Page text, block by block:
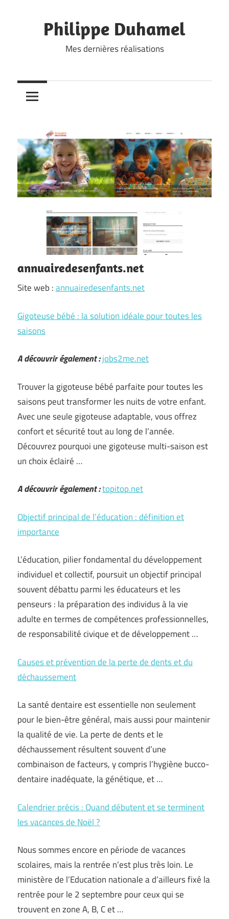
contentPhilippe Duhamel
Mes dernières réalisations
annuairedesenfants.net
Site web :annuairedesenfants.net
Gigoteuse bébé : la solution idéale pour toutes les
saisons
A découvrir également :jobs2me.net
Trouver la gigoteuse bébé parfaite pour toutes les
saisons peut transformer les nuits de votre enfant.
Avec une seule gigoteuse adaptable, vous offrez
confort et sécurité tout au long de l’année.
Découvrez pourquoi une gigoteuse multi-saison est
un choix éclairé …
A découvrir également :topitop.net
Objectif principal de l’éducation : définition et
importance
L’éducation, pilier fondamental du développement
individuel et collectif, poursuit un objectif principal
souvent débattu parmi les éducateurs et les
penseurs : la préparation des individus à la vie
adulte en termes de compétences professionnelles,
de responsabilité civique et de développement …
Causes et prévention de la perte de dents et du
déchaussement
La santé dentaire est essentielle non seulement
pour le bien-être général, mais aussi pour maintenir
la qualité de vie. La perte de dents et le
déchaussement résultent souvent d’une
combinaison de facteurs, y compris l’hygiène bucco-
dentaire inadéquate, la génétique, et …
Calendrier précis : Quand débutent et se terminent
les vacances de Noël ?
Nous sommes encore en période de vacances
scolaires, mais la rentrée n’est plus très loin. Le
ministère de l’Education nationale a d’ailleurs fixé la
rentrée pour le 2 septembre pour ceux qui se
trouvent en zone A, B, C et …